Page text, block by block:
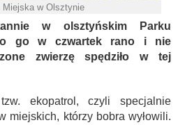
Miejska w Olsztynie
w olsztyńskim Parku
go w czwartek rano i nie
zwierzę spędziło w tej
ekopatrol, czyli specjalnie
miejskich, którzy bobra wyłowili.